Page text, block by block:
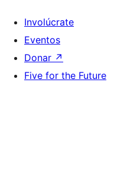
Involúcrate
Eventos
Donar ↗
Five for the Future